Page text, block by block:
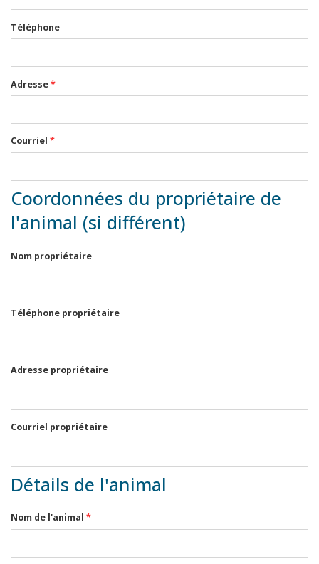
Téléphone
Adresse*
Courriel *
Coordonnées du propriétaire de
l'animal (si différent)
Nom propriétaire
Téléphone propriétaire
Adresse propriétaire
Courriel propriétaire
Détails de l'animal
Nom de l'animal *